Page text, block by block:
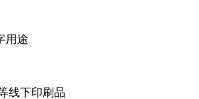
用途
线下印刷品